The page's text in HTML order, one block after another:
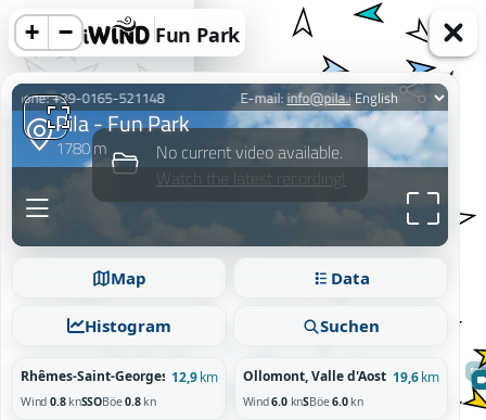
information.
+ − Fun Park
Map Data
Histogram Suchen
Rhêmes-Saint-Georges, Valle d'Aosta / Vallée d'Aoste
12,9 km
Wind 0.8knSSOBöe0.8kn
Ollomont, Valle d'Aosta / Vallée
19,6km
Wind6.0knSBöe6.0kn